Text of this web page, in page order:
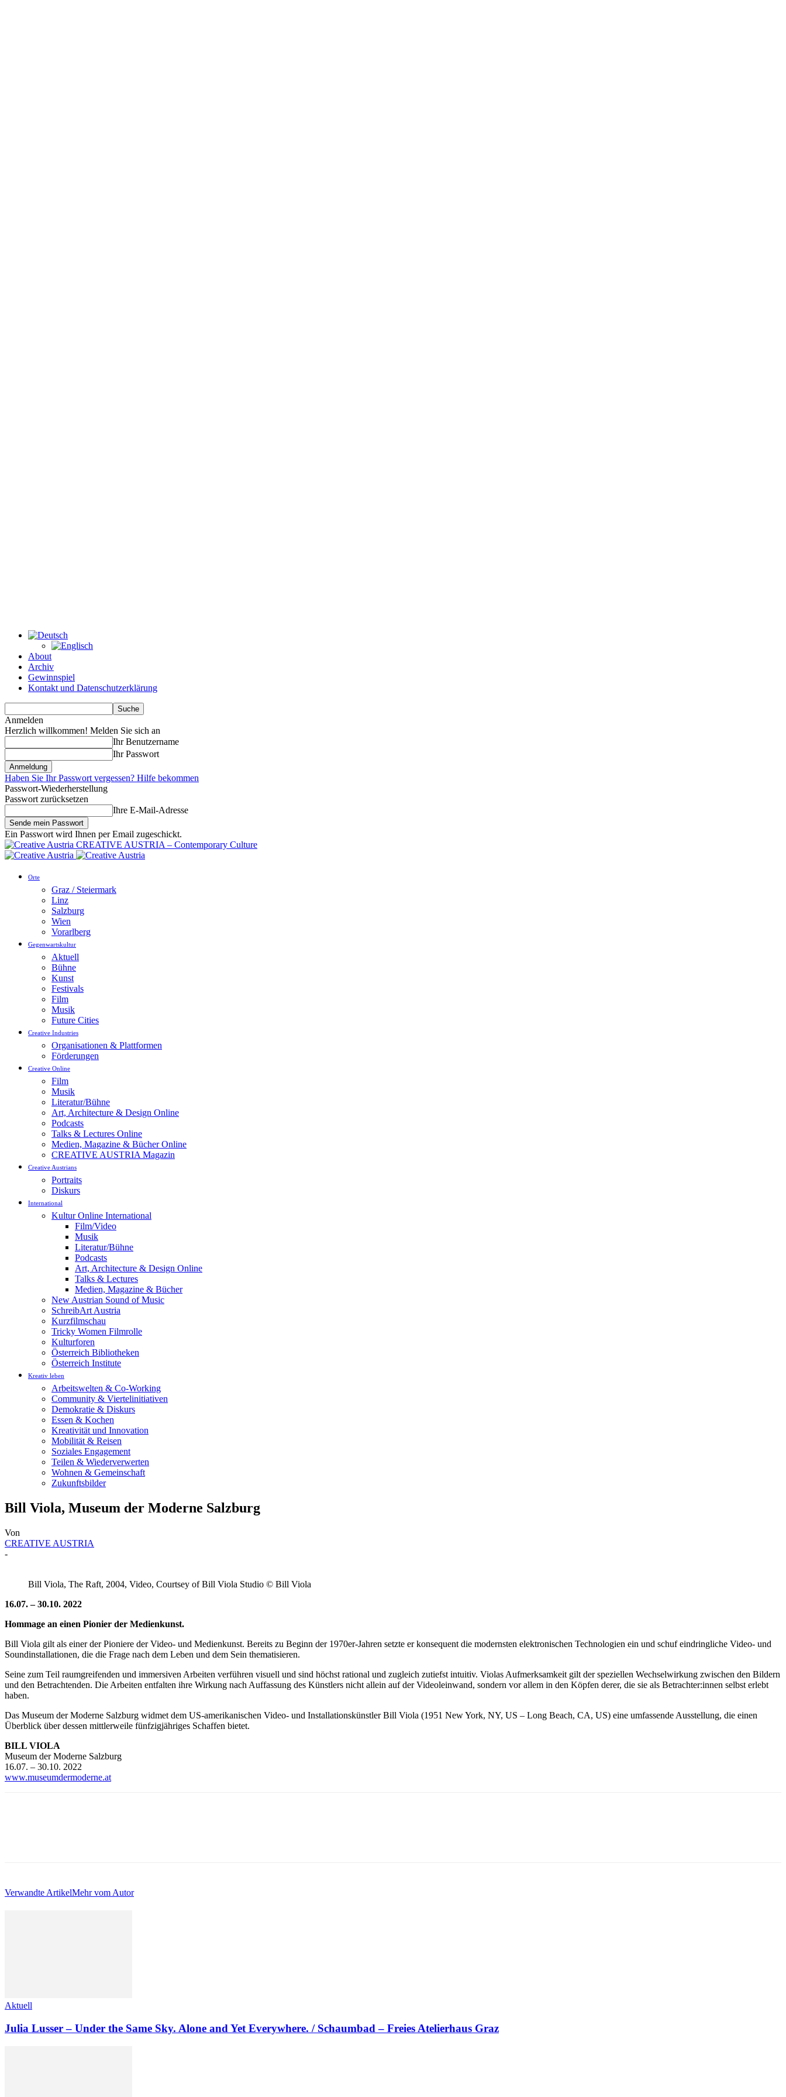
About
Archiv
Gewinnspiel
Kontakt und Datenschutzerklärung
Anmelden
Herzlich willkommen! Melden Sie sich an
Ihr Benutzername
Ihr Passwort
Haben Sie Ihr Passwort vergessen? Hilfe bekommen
Passwort-Wiederherstellung
Passwort zurücksetzen
Ihre E-Mail-Adresse
Ein Passwort wird Ihnen per Email zugeschickt.
CREATIVE AUSTRIA – Contemporary Culture
Orte
Graz / Steiermark
Linz
Salzburg
Wien
Vorarlberg
Gegenwartskultur
Aktuell
Bühne
Kunst
Festivals
Film
Musik
Future Cities
Creative Industries
Organisationen & Plattformen
Förderungen
Creative Online
Film
Musik
Literatur/Bühne
Art, Architecture & Design Online
Podcasts
Talks & Lectures Online
Medien, Magazine & Bücher Online
CREATIVE AUSTRIA Magazin
Creative Austrians
Portraits
Diskurs
International
Kultur Online International
Film/Video
Musik
Literatur/Bühne
Podcasts
Art, Architecture & Design Online
Talks & Lectures
Medien, Magazine & Bücher
New Austrian Sound of Music
SchreibArt Austria
Kurzfilmschau
Tricky Women Filmrolle
Kulturforen
Österreich Bibliotheken
Österreich Institute
Kreativ leben
Arbeitswelten & Co-Working
Community & Viertelinitiativen
Demokratie & Diskurs
Essen & Kochen
Kreativität und Innovation
Mobilität & Reisen
Soziales Engagement
Teilen & Wiederverwerten
Wohnen & Gemeinschaft
Zukunftsbilder
Bill Viola, Museum der Moderne Salzburg
Von
CREATIVE AUSTRIA
-
Bill Viola, The Raft, 2004, Video, Courtsey of Bill Viola Studio © Bill Viola
16.07. – 30.10. 2022
Hommage an einen Pionier der Medienkunst.
Bill Viola gilt als einer der Pioniere der Video- und Medienkunst. Bereits zu Beginn der 1970er-Jahren setzte er konsequent die modernsten elektronischen Technologien ein und schuf eindringliche Video- und
Soundinstallationen, die die Frage nach dem Leben und dem Sein thematisieren.
Seine zum Teil raumgreifenden und immersiven Arbeiten verführen visuell und sind höchst rational und zugleich zutiefst intuitiv. Violas Aufmerksamkeit gilt der speziellen Wechselwirkung zwischen den Bildern
und den Betrachtenden. Die Arbeiten entfalten ihre Wirkung nach Auffassung des Künstlers nicht allein auf der Videoleinwand, sondern vor allem in den Köpfen derer, die sie als Betrachter:innen selbst erlebt
haben.
Das Museum der Moderne Salzburg widmet dem US-amerikanischen Video- und Installationskünstler Bill Viola (1951 New York, NY, US – Long Beach, CA, US) eine umfassende Ausstellung, die einen
Überblick über dessen mittlerweile fünfzigjähriges Schaffen bietet.
BILL VIOLA
Museum der Moderne Salzburg
16.07. – 30.10. 2022
www.museumdermoderne.at
Verwandte ArtikelMehr vom Autor
Aktuell
Julia Lusser – Under the Same Sky. Alone and Yet Everywhere. / Schaumbad – Freies Atelierhaus Graz